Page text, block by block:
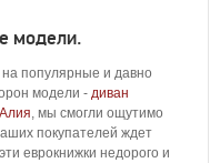
модели.
популярные и давно
модели - диван
, мы смогли ощутимо
покупателей ждет
еврокнижки недорого и